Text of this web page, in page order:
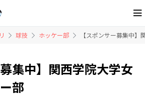
球技 ホッケー部 【スポンサー募集中
募集中】関西学院大学女
部